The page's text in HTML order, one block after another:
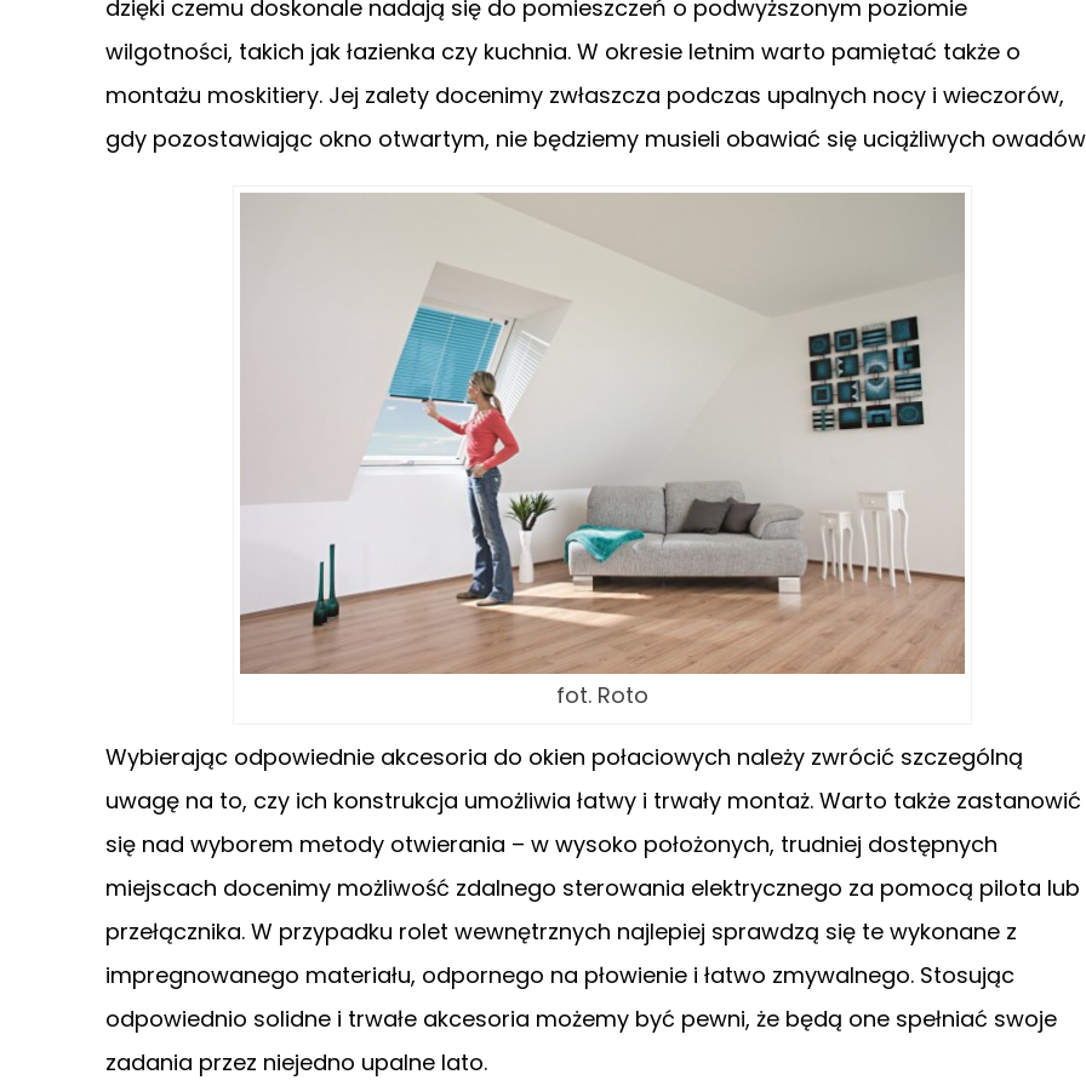
dzięki czemu doskonale nadają się do pomieszczeń o podwyższonym poziomie
wilgotności, takich jak łazienka czy kuchnia. W okresie letnim warto pamiętać także o
montażu moskitiery. Jej zalety docenimy zwłaszcza podczas upalnych nocy i wieczorów,
gdy pozostawiając okno otwartym, nie będziemy musieli obawiać się uciążliwych
fot. Roto
Wybierając odpowiednie akcesoria do okien połaciowych należy zwrócić szczególną
uwagę na to, czy ich konstrukcja umożliwia łatwy i trwały montaż. Warto także zastanowić
się nad wyborem metody otwierania – w wysoko położonych, trudniej dostępnych
miejscach docenimy możliwość zdalnego sterowania elektrycznego za pomocą pilota lub
przełącznika. W przypadku rolet wewnętrznych najlepiej sprawdzą się te wykonane z
impregnowanego materiału, odpornego na płowienie i łatwo zmywalnego. Stosując
odpowiednio solidne i trwałe akcesoria możemy być pewni, że będą one spełniać swoje
zadania przez niejedno upalne lato.